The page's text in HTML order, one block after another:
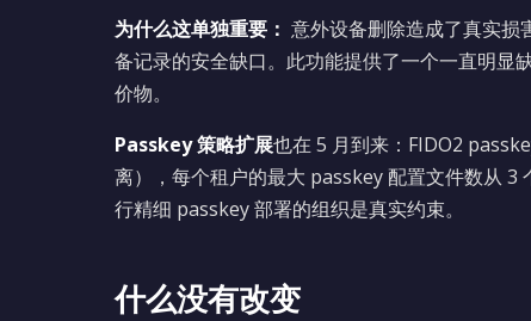
为什么这单独重要： 意外设备删除造成了真实
备记录的安全缺口。此功能提供了一个一直明显
价物。
Passkey 策略扩展也在 5 月到来：FIDO2
离），每个租户的最大 passkey 配置文件数从
行精细 passkey 部署的组织是真实约束。
什么没有改变